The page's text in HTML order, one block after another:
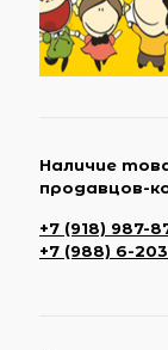
Наличие
продавцов-
+7 (918) 987-
+7 (988) 6-